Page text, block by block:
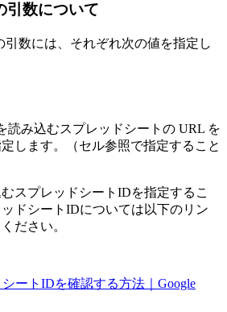
数について
引数には、それぞれ次の値を指定し
読み込むスプレッドシートの URL を
します。（セル参照で指定すること
スプレッドシートIDを指定するこ
ドシートIDについては以下のリン
ださい。
ートIDを確認する方法｜Google